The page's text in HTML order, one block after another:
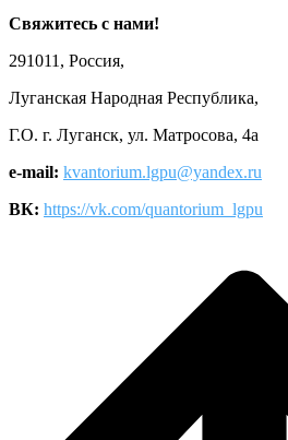
Свяжитесь с нами!
291011, Россия,
Луганская Народная Республика,
Г.О. г. Луганск, ул. Матросова, 4а
e-mail: kvantorium.lgpu@yandex.ru
ВК: https://vk.com/quantorium_lgpu